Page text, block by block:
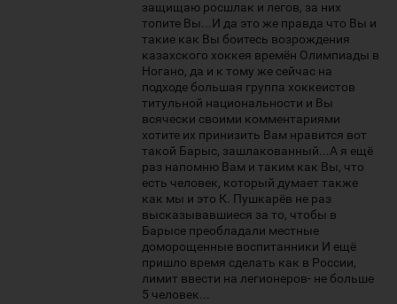
защищаю росшлак и легов, за них
топите Вы...И да это же правда что Вы и
такие как Вы боитесь возрождения
казахского хоккея времён Олимпиады в
Ногано, да и к тому же сейчас на
подходе большая группа хоккеистов
титульной национальности и Вы
всячески своими комментариями
хотите их принизить Вам нравится вот
такой Барыс, зашлакованный...А я ещё
раз напомню Вам и таким как Вы, что
есть человек, который думает также
как мы и это К. Пушкарёв не раз
высказывавшиеся за то, чтобы в
Барысе преобладали местные
доморощенные воспитанники И ещё
пришло время сделать как в России,
лимит ввести на легионеров- не больше
5 человек...